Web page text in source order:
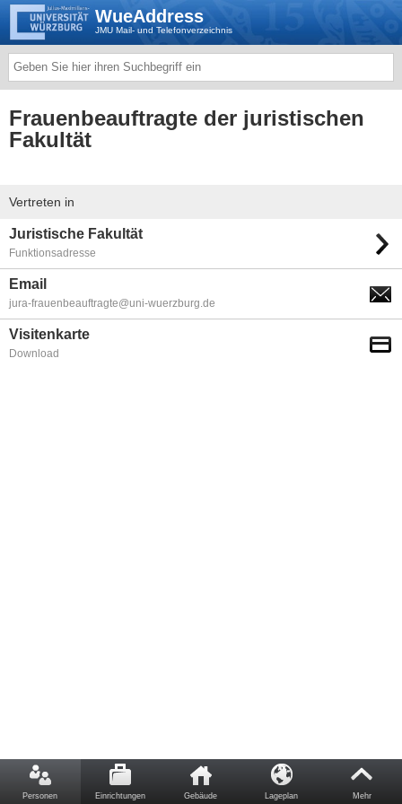
WueAddress
JMU Mail- und Telefonverzeichnis
Frauenbeauftragte der juristischen
Fakultät
Vertreten in
Juristische Fakultät
Funktionsadresse
Email
jura-frauenbeauftragte@uni-wuerzburg.de
Visitenkarte
Download
Personen Einrichtungen Gebäude Lageplan Mehr